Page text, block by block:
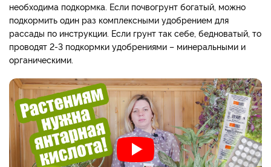
необходима подкормка. Если почвогрунт богатый, можно
подкормить один раз комплексными удобрением для
рассады по инструкции. Если грунт так себе, бедноватый, то
проводят 2-3 подкормки удобрениями – минеральными и
органическими.